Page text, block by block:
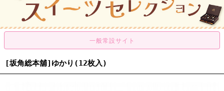
[坂角総本舖]ゆかり(12枚入)